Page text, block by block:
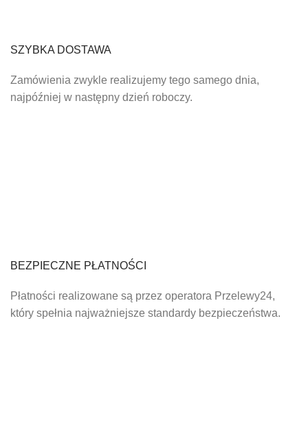
SZYBKA DOSTAWA
Zamówienia zwykle realizujemy tego samego dnia,
najpóźniej w następny dzień roboczy.
BEZPIECZNE PŁATNOŚCI
Płatności realizowane są przez operatora Przelewy24,
który spełnia najważniejsze standardy bezpieczeństwa.